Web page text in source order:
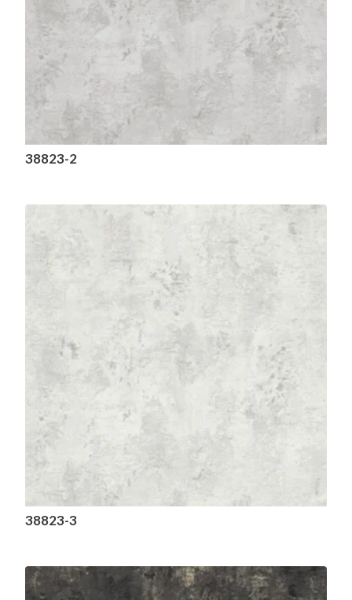
38823-2
38823-3